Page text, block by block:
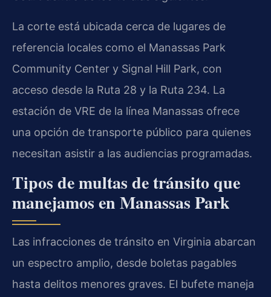
La corte está ubicada cerca de lugares de
referencia locales como el Manassas Park
Community Center y Signal Hill Park, con
acceso desde la Ruta 28 y la Ruta 234. La
estación de VRE de la línea Manassas ofrece
una opción de transporte público para quienes
necesitan asistir a las audiencias programadas.
Tipos de multas de tránsito que
manejamos en Manassas Park
Las infracciones de tránsito en Virginia abarcan
un espectro amplio, desde boletas pagables
hasta delitos menores graves. El bufete maneja